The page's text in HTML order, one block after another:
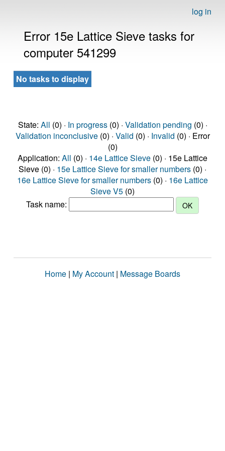
log in
Error 15e Lattice Sieve tasks for
computer 541299
No tasks to display
State: All (0) · In progress(0) · Validation pending (0) ·
Validation inconclusive(0) · Valid (0) · Invalid (0) · Error
(0)
Application: All (0) · 14e Lattice Sieve (0) · 15e Lattice
Sieve (0) · 15e Lattice Sieve for smaller numbers (0) ·
16e Lattice Sieve for smaller numbers (0) · 16e Lattice
Sieve V5 (0)
Task name:
Home | My Account | Message Boards